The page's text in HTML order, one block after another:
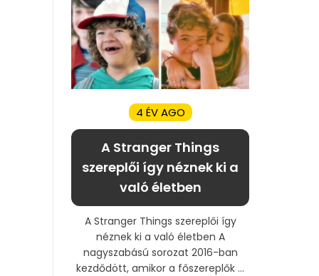
4 ÉV AGO
A Stranger Things
szereplői így néznek ki a
való életben
A Stranger Things szereplői így
néznek ki a való életben A
nagyszabású sorozat 2016-ban
kezdődött, amikor a főszereplők ...